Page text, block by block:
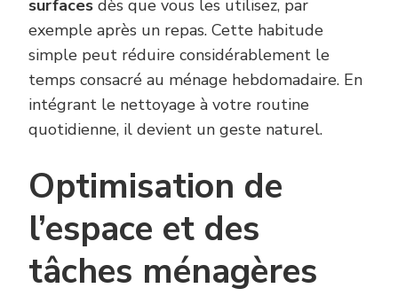
surfaces dès que vous les utilisez, par
exemple après un repas. Cette habitude
simple peut réduire considérablement le
temps consacré au ménage hebdomadaire. En
intégrant le nettoyage à votre routine
quotidienne, il devient un geste naturel.
Optimisation de
l’espace et des
tâches ménagères